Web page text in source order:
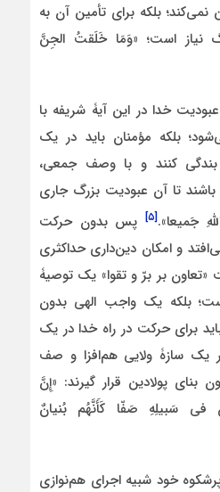
بلکه برای تأمین آن به
است؛ «وَمَا خَلَقتُ الجِنَّ
خدا در این آیۀ شریفه با
بلکه مؤمنان باید در یک
بندگی کنند و با وصف جمعی،
باشند تا آن عبودیت بزرگ جاری
جَمیعا».[۵]
پس بدون حرکت
و امکان دین‌داری حداکثری
بر برّ و تقوا» یک توصیۀ
بلکه یک واجب الهی بدون
برای حرکت در راه خدا در یک
یک سازۀ ولایی هم‌افزا و صف
بنای پولادین قرار گیرند: «إِنَّ
فی‏ سَبیلِهِ صَفّا کَأَنَّهُم بُنیانٌ
خود شبیه اجرای هم‌نوازی